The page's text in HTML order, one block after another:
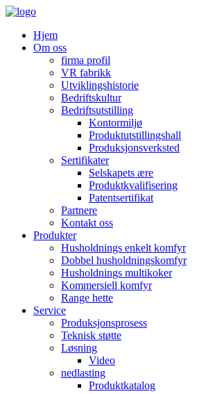
Hjem
Om oss
firma profil
VR fabrikk
Utviklingshistorie
Bedriftskultur
Bedriftsutstilling
Kontormiljø
Produktutstillingshall
Produksjonsverksted
Sertifikater
Selskapets ære
Produktkvalifisering
Patentsertifikat
Partnere
Kontakt oss
Produkter
Husholdnings enkelt komfyr
Dobbel husholdningskomfyr
Husholdnings multikoker
Kommersiell komfyr
Range hette
Service
Produksjonsprosess
Teknisk støtte
Løsning
Video
nedlasting
Produktkatalog